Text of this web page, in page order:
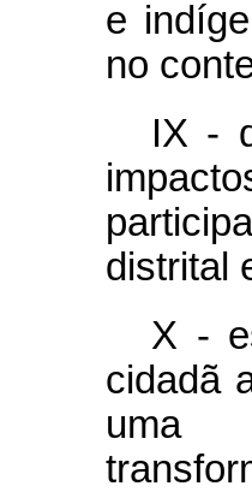
e
no
IX -
distrital
X -
cidadã
uma